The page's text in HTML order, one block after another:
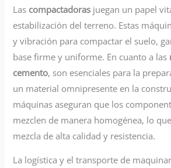
Las compactadoras juegan un papel
estabilización del terreno. Estas
y vibración para compactar el suelo,
base firme y uniforme. En cuanto a las
cemento, son esenciales para la
un material omnipresente en la
máquinas aseguran que los
mezclen de manera homogénea, lo
mezcla de alta calidad y resistencia.
La logística y el transporte de